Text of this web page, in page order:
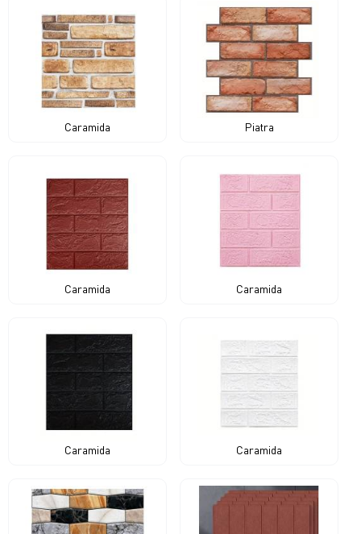
Caramida Piatra
Caramida Caramida
Caramida Caramida